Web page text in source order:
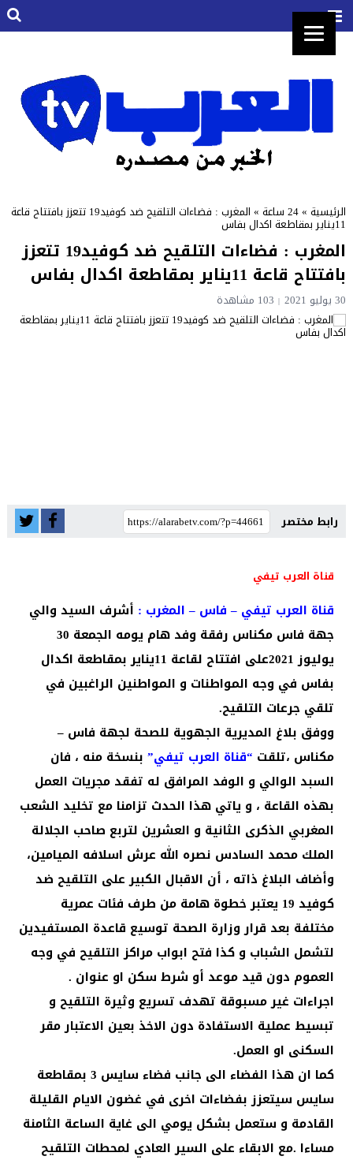
الرئيسية »24 ساعة » المغرب : فضاءات التلقيح ضد كوفيد19 تتعزز بافتتاح قاعة
11يناير بمقاطعة اكدال بفاس
المغرب : فضاءات التلقيح ضد كوفيد19 تتعزز
بافتتاح قاعة 11يناير بمقاطعة اكدال بفاس
30 يوليو 2021 103 مشاهدة
رابط مختصر
قناة العرب تيفي
قناة العرب تيفي – فاس – المغرب : أشرف السيد والي
جهة فاس مكناس رفقة وفد هام يومه الجمعة 30
يوليوز 2021على افتتاح لقاعة 11يناير بمقاطعة اكدال
بفاس في وجه المواطنات و المواطنين الراغبين في
تلقي جرعات التلقيح.
ووفق بلاغ المديرية الجهوية للصحة لجهة فاس –
مكناس ،تلقت “قناة العرب تيفي”بنسخة منه ، فان
السبد الوالي و الوفد المرافق له تفقد مجريات العمل
بهذه القاعة ، و ياتي هذا الحدث تزامنا مع تخليد الشعب
المغربي الذكرى الثانية و العشرين لتربع صاحب الجلالة
الملك محمد السادس نصره الله عرش اسلافه الميامين،
وأضاف البلاغ ذاته ، أن الاقبال الكبير على التلقيح ضد
كوفيد 19 يعتبر خطوة هامة من طرف فئات عمرية
مختلفة بعد قرار وزارة الصحة توسيع قاعدة المستفيدين
لتشمل الشباب و كذا فتح ابواب مراكز التلقيح في وجه
العموم دون قيد موعد أو شرط سكن او عنوان .
اجراءات غير مسبوقة تهدف تسريع وثيرة التلقيح و
تبسيط عملية الاستفادة دون الاخذ بعين الاعتبار مقر
السكنى او العمل.
كما ان هذا الفضاء الى جانب فضاء سايس 3 بمقاطعة
سايس سيتعزز بفضاءات اخرى في غضون الايام القليلة
القادمة و ستعمل بشكل يومي الى غاية الساعة الثامنة
مساءا .مع الابقاء على السير العادي لمحطات التلقيح